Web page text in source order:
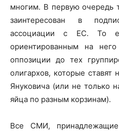
многим. В первую очередь
заинтересован в
ассоциации с ЕС. То
ориентированным на
оппозиции до тех
олигархов, которые
Януковича (или не только
яйца по разным корзинам).
Все СМИ,